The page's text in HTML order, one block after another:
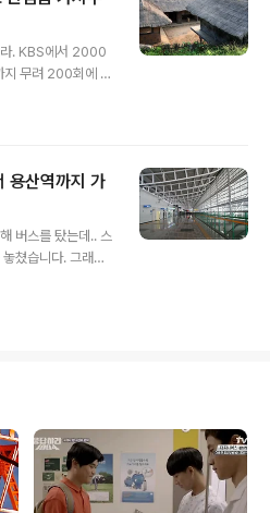
라. KBS에서 2000
무려 200회에 달
기록적인 시청률로
지 했으며 말 그대
해도 틀린 말이 아
도 "관심법"은 알 정
륵의 화신이라며
절정으로 치닫을 때
각이 들 정도로 살
용산역까지 가
버스를 탔는데.. 스
쳤습니다. 그래서
사는 친구가 올라
니까 역의 길이만
열차길이보다 큰
만들어져 있으니 실
말 눈이 휘둥그레
주 이용 하는 사람들